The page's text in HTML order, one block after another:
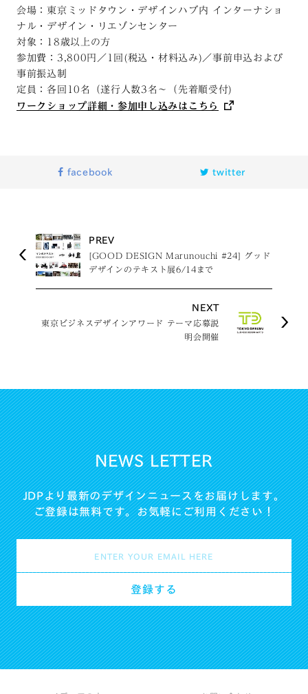
会場：東京ミッドタウン・デザインハブ内 インターナショ
ナル・デザイン・リエゾンセンター
対象：18歳以上の方
参加費：3,800円／1回(税込・材料込み)／事前申込および
事前振込制
定員：各回10名（遂行人数3名～（先着順受付)
ワークショップ詳細・参加申し込みはこちら
facebook twitter
PREV
[GOOD DESIGN Marunouchi #24] グッド
デザインのテキスト展6/14まで
NEXT
東京ビジネスデザインアワード テーマ応募説
明会開催
NEWS LETTER
JDPより最新のデザインニュースをお届けします。
ご登録は無料です。お気軽にご利用ください！